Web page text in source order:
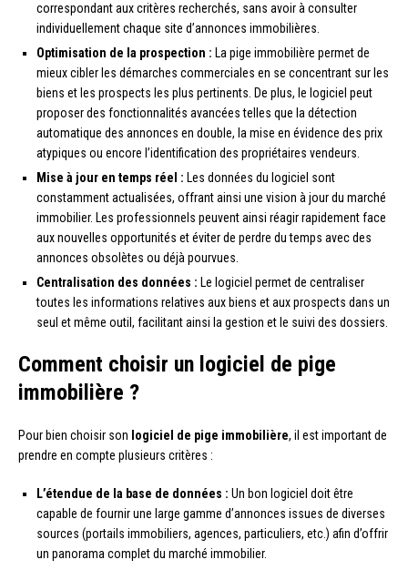
correspondant aux critères recherchés, sans avoir à consulter
individuellement chaque site d’annonces immobilières.
Optimisation de la prospection : La pige immobilière permet de
mieux cibler les démarches commerciales en se concentrant sur les
biens et les prospects les plus pertinents. De plus, le logiciel peut
proposer des fonctionnalités avancées telles que la détection
automatique des annonces en double, la mise en évidence des prix
atypiques ou encore l’identification des propriétaires vendeurs.
Mise à jour en temps réel : Les données du logiciel sont
constamment actualisées, offrant ainsi une vision à jour du marché
immobilier. Les professionnels peuvent ainsi réagir rapidement face
aux nouvelles opportunités et éviter de perdre du temps avec des
annonces obsolètes ou déjà pourvues.
Centralisation des données : Le logiciel permet de centraliser
toutes les informations relatives aux biens et aux prospects dans un
seul et même outil, facilitant ainsi la gestion et le suivi des dossiers.
Comment choisir un logiciel de pige
immobilière ?
Pour bien choisir son logiciel de pige immobilière, il est important de
prendre en compte plusieurs critères :
L’étendue de la base de données : Un bon logiciel doit être
capable de fournir une large gamme d’annonces issues de diverses
sources (portails immobiliers, agences, particuliers, etc.) afin d’offrir
un panorama complet du marché immobilier.